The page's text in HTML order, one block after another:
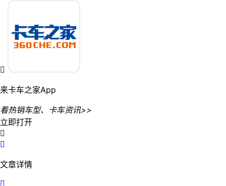

来卡车之家App
看热销车型、卡车资讯>>
立即打开


文章详情
